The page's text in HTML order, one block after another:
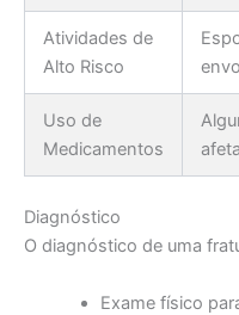
Atividades de
Alto Risco
Uso de
Medicamentos
Diagnóstico
O diagnóstico de uma
Exame físico